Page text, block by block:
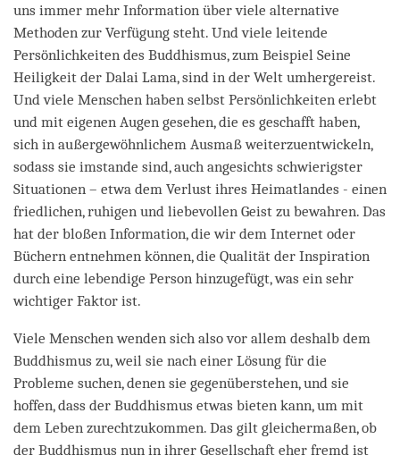
uns immer mehr Information über viele alternative
Methoden zur Verfügung steht. Und viele leitende
Persönlichkeiten des Buddhismus, zum Beispiel Seine
Heiligkeit der Dalai Lama, sind in der Welt umhergereist.
Und viele Menschen haben selbst Persönlichkeiten erlebt
und mit eigenen Augen gesehen, die es geschafft haben,
sich in außergewöhnlichem Ausmaß weiterzuentwickeln,
sodass sie imstande sind, auch angesichts schwierigster
Situationen – etwa dem Verlust ihres Heimatlandes - einen
friedlichen, ruhigen und liebevollen Geist zu bewahren. Das
hat der bloßen Information, die wir dem Internet oder
Büchern entnehmen können, die Qualität der Inspiration
durch eine lebendige Person hinzugefügt, was ein sehr
wichtiger Faktor ist.
Viele Menschen wenden sich also vor allem deshalb dem
Buddhismus zu, weil sie nach einer Lösung für die
Probleme suchen, denen sie gegenüberstehen, und sie
hoffen, dass der Buddhismus etwas bieten kann, um mit
dem Leben zurechtzukommen. Das gilt gleichermaßen, ob
der Buddhismus nun in ihrer Gesellschaft eher fremd ist